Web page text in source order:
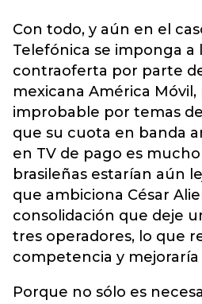
Con todo, y aún en el
Telefónica se imponga a
contraoferta por parte
mexicana América Móvil,
improbable por temas
que su cuota en banda
en TV de pago es
brasileñas estarían aún
que ambiciona César
consolidación que deje
tres operadores, lo que
competencia y
Porque no sólo es